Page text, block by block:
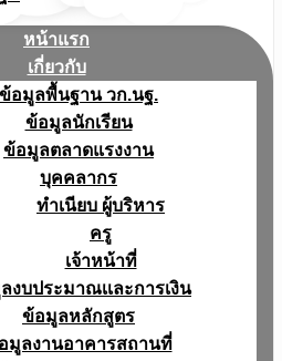
หน้าแรก
เกี่ยวกับ
ข้อมูลพื้นฐาน วก.นฐ.
ข้อมูลนักเรียน
ข้อมูลตลาดแรงงาน
บุคคลากร
ทำเนียบ ผู้บริหาร
ครู
เจ้าหน้าที่
งบประมาณเเละการเงิน
ข้อมูลหลักสูตร
มูลงานอาคารสถานที่